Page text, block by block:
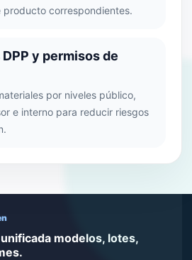
producto correspondientes.
y permisos de
por niveles público,
e interno para reducir riesgos
modelos, lotes,